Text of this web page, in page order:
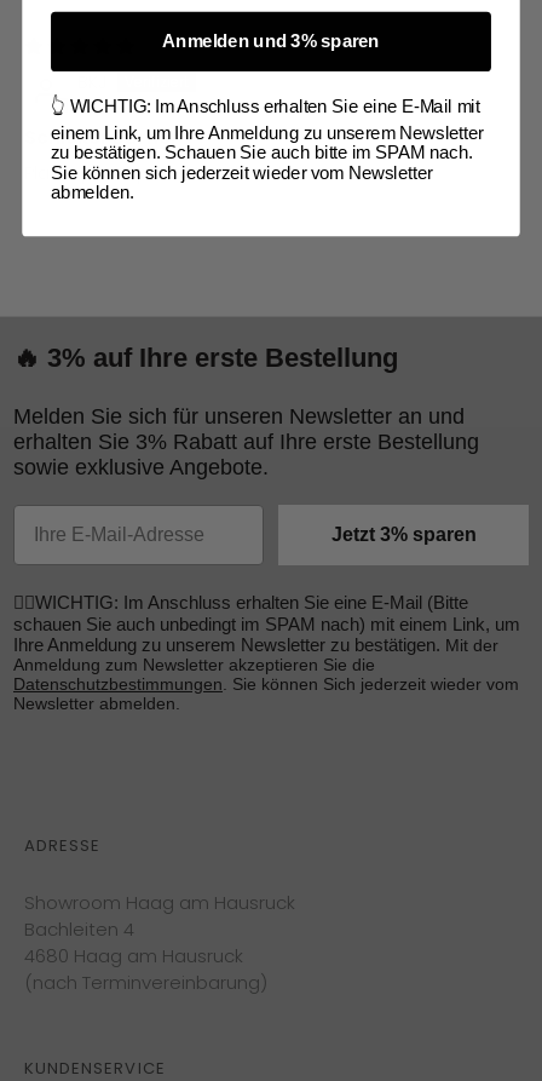
Schicker Burner
Platte passt perfekt, sieht schick aus
🔥 3% auf Ihre erste Bestellung
Melden Sie sich für unseren Newsletter an und
erhalten Sie 3% Rabatt auf Ihre erste Bestellung
sowie exklusive Angebote.
Email
Jetzt 3% sparen
☝🏼WICHTIG: Im Anschluss erhalten Sie eine E-Mail (Bitte
schauen Sie auch unbedingt im SPAM nach) mit einem Link, um
Ihre Anmeldung zu unserem Newsletter zu bestätigen. Mit der
Anmeldung zum Newsletter akzeptieren Sie die
Datenschutzbestimmungen. Sie können Sich jederzeit wieder vom
Newsletter abmelden.
ADRESSE
Showroom Haag am Hausruck
Bachleiten 4
4680 Haag am Hausruck
(nach Terminvereinbarung)
KUNDENSERVICE
Anmelden und 3% sparen
👆 WICHTIG: Im Anschluss erhalten Sie eine E-Mail mit
einem Link, um Ihre Anmeldung zu unserem Newsletter
zu bestätigen. Schauen Sie auch bitte im SPAM nach.
Sie können sich jederzeit wieder vom Newsletter
abmelden.